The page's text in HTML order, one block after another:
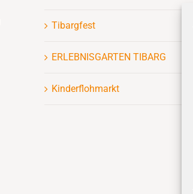
Tibargfest
ERLEBNISGARTEN TIBARG
Kinderflohmarkt